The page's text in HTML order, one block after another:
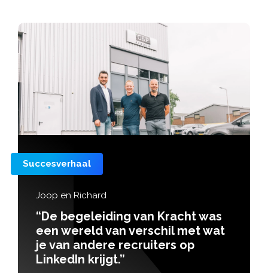
Succesverhaal
Joop en Richard
“De begeleiding van Kracht was
een wereld van verschil met wat
je van andere recruiters op
LinkedIn krijgt.”